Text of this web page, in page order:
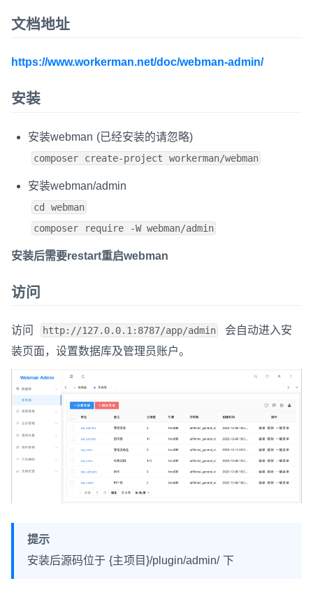
文档地址
https://www.workerman.net/doc/webman-admin/
安装
安装webman (已经安装的请忽略)
composer create-project workerman/webman
安装webman/admin
cd webman
composer require -W webman/admin
安装后需要restart重启webman
访问
访问 http://127.0.0.1:8787/app/admin
会自动进入安
装页面，设置数据库及管理员账户。
提示
安装后源码位于 {主项目}/plugin/admin/ 下